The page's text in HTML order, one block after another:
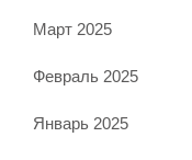
Март 2025
Февраль 2025
Январь 2025